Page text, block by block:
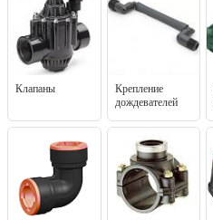
Клапаны
Крепление
дождевателей